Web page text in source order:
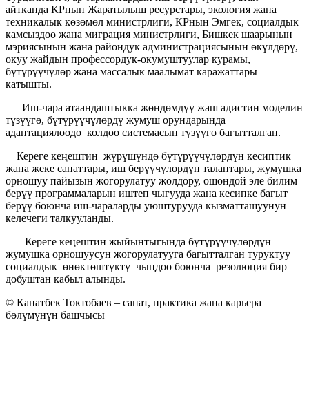
айтканда КРнын Жаратылыш ресурстары, экология жана
техникалык көзөмөл министрлиги, КРнын Эмгек, социалдык
камсыздоо жана миграция министрлиги, Бишкек шаарынын
мэриясынын жана райондук администрациясынын өкүлдөрү,
окуу жайдын профессордук-окумуштуулар курамы,
бүтүрүүчүлөр жана массалык маалымат каражаттары
катышты.
Иш-чара атаандаштыкка жөндөмдүү жаш адистин моделин
түзүүгө, бүтүрүүчүлөрдү жумуш орундарында
адаптациялоодо колдоо системасын түзүүгө багытталган.
Кереге кеңештин жүрүшүндө бүтүрүүчүлөрдүн кесиптик
жана жеке сапаттары, иш берүүчүлөрдүн талаптары, жумушка
орношуу пайызын жогорулатуу жолдору, ошондой эле билим
берүү программаларын иштеп чыгууда жана кесипке багыт
берүү боюнча иш-чараларды уюштурууда кызматташуунун
келечеги талкууланды.
Кереге кеңештин жыйынтыгында бүтүрүүчүлөрдүн
жумушка орношуусун жогорулатууга багытталган туруктуу
социалдык өнөктөштүктү чыңдоо боюнча резолюция бир
добуштан кабыл алынды.
© Канатбек Токтобаев – сапат, практика жана карьера
бөлүмүнүн башчысы